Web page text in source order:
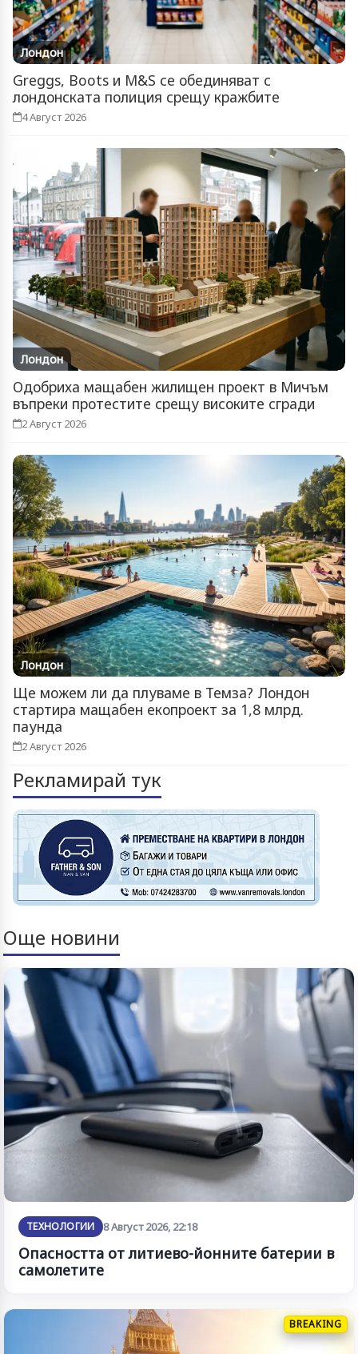
Лондон
Greggs, Boots и M&S се обединяват с
лондонската полиция срещу кражбите
4 Август 2026
Лондон
Одобриха мащабен жилищен проект в Мичъм
въпреки протестите срещу високите сгради
2 Август 2026
Лондон
Ще можем ли да плуваме в Темза? Лондон
стартира мащабен екопроект за 1,8 млрд.
паунда
2 Август 2026
Рекламирай тук
Още новини
ТЕХНОЛОГИИ 8 Август 2026, 22:18
Опасността от литиево-йонните батерии в
самолетите
BREAKING